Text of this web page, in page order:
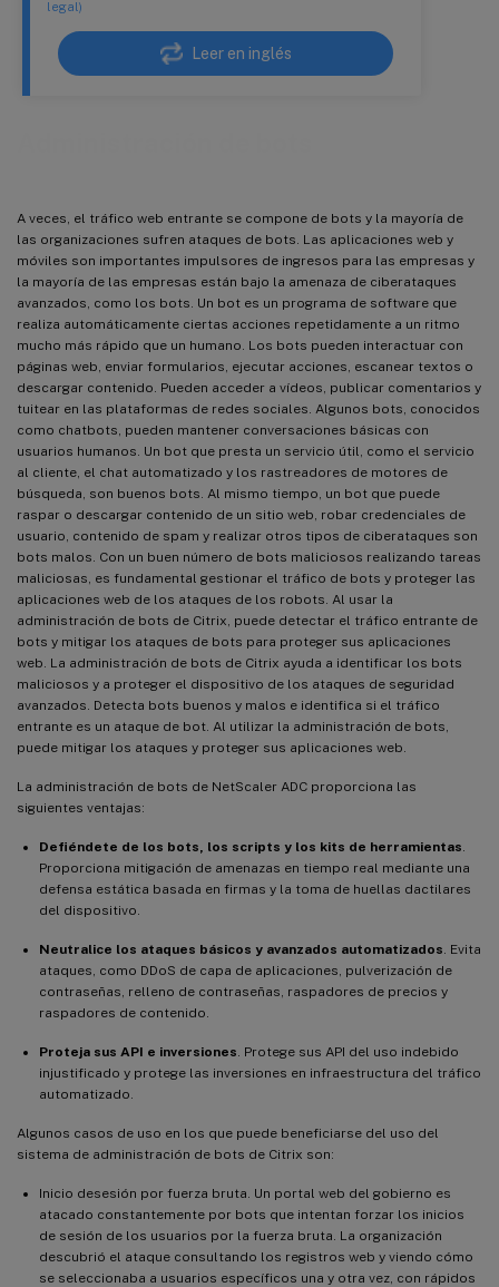
legal)
Leer en inglés
A veces, el tráfico web entrante se compone de bots y la mayoría de
las organizaciones sufren ataques de bots. Las aplicaciones web y
móviles son importantes impulsores de ingresos para las empresas y
la mayoría de las empresas están bajo la amenaza de ciberataques
avanzados, como los bots. Un bot es un programa de software que
realiza automáticamente ciertas acciones repetidamente a un ritmo
mucho más rápido que un humano. Los bots pueden interactuar con
páginas web, enviar formularios, ejecutar acciones, escanear textos o
descargar contenido. Pueden acceder a vídeos, publicar comentarios y
tuitear en las plataformas de redes sociales. Algunos bots, conocidos
como chatbots, pueden mantener conversaciones básicas con
usuarios humanos. Un bot que presta un servicio útil, como el servicio
al cliente, el chat automatizado y los rastreadores de motores de
búsqueda, son buenos bots. Al mismo tiempo, un bot que puede
raspar o descargar contenido de un sitio web, robar credenciales de
usuario, contenido de spam y realizar otros tipos de ciberataques son
bots malos. Con un buen número de bots maliciosos realizando tareas
maliciosas, es fundamental gestionar el tráfico de bots y proteger las
aplicaciones web de los ataques de los robots. Al usar la
administración de bots de Citrix, puede detectar el tráfico entrante de
bots y mitigar los ataques de bots para proteger sus aplicaciones
web. La administración de bots de Citrix ayuda a identificar los bots
maliciosos y a proteger el dispositivo de los ataques de seguridad
avanzados. Detecta bots buenos y malos e identifica si el tráfico
entrante es un ataque de bot. Al utilizar la administración de bots,
puede mitigar los ataques y proteger sus aplicaciones web.
La administración de bots de NetScaler ADC proporciona las
siguientes ventajas:
Defiéndete de los bots, los scripts y los kits de herramientas
Proporciona mitigación de amenazas en tiempo real mediante una
defensa estática basada en firmas y la toma de huellas dactilares
del dispositivo.
Neutralice los ataques básicos y avanzados automatizados . Evita
ataques, como DDoS de capa de aplicaciones, pulverización de
contraseñas, relleno de contraseñas, raspadores de precios y
raspadores de contenido.
Proteja sus API e inversiones . Protege sus API del uso indebido
injustificado y protege las inversiones en infraestructura del tráfico
automatizado.
Algunos casos de uso en los que puede beneficiarse del uso del
sistema de administración de bots de Citrix son:
Inicio desesión por fuerza bruta. Un portal web del gobierno es
atacado constantemente por bots que intentan forzar los inicios
de sesión de los usuarios por la fuerza bruta. La organización
descubrió el ataque consultando los registros web y viendo cómo
se seleccionaba a usuarios específicos una y otra vez, con rápidos